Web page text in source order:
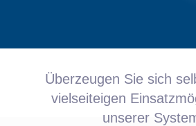
Überzeugen Sie sich
vielseiteigen
unserer